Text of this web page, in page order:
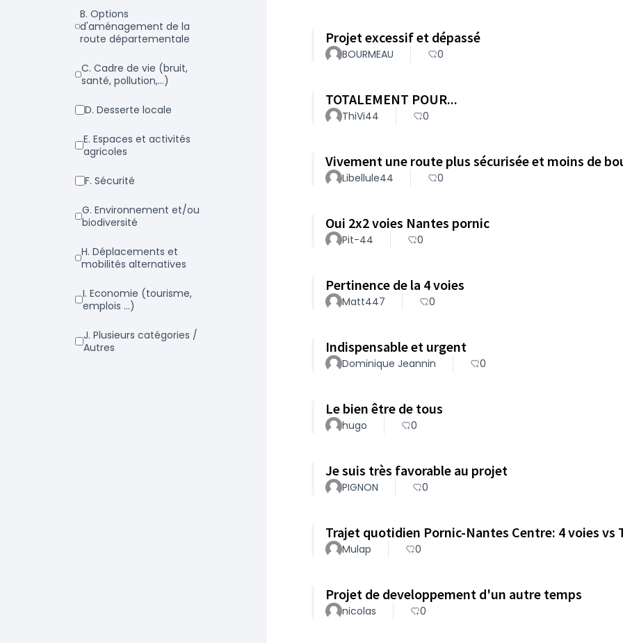
b. Options
d'aménagement de la
route départementale
c. Cadre de vie (bruit,
santé, pollution,...)
d. Desserte locale
e. Espaces et activités
agricoles
f. Sécurité
g. Environnement et/ou
biodiversité
h. Déplacements et
mobilités alternatives
i. Economie (tourisme,
emplois ...)
j. Plusieurs catégories /
Autres
Projet excessif et dépassé
BOURMEAU 0
TOTALEMENT POUR...
ThiVi44 0
Vivement une route plus sécurisée et moins de
Libellule44 0
Oui 2x2 voies Nantes pornic
Pit-44 0
Pertinence de la 4 voies
Matt447 0
Indispensable et urgent
Dominique Jeannin 0
Le bien être de tous
hugo 0
Je suis très favorable au projet
PIGNON 0
Trajet quotidien Pornic-Nantes Centre: 4 voies vs
Mulap 0
Projet de developpement d'un autre temps
nicolas 0